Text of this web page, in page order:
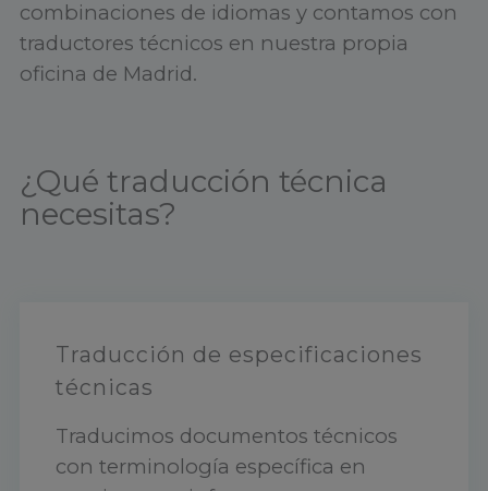
combinaciones de idiomas y contamos con
traductores técnicos en nuestra propia
oficina de Madrid.
¿Qué traducción técnica
necesitas?
Traducción de especificaciones
técnicas
Traducimos documentos técnicos
con terminología específica en